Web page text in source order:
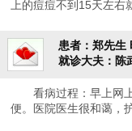
上的痘痘不到15天左右
患者：郑先生
就诊大夫：陈
看病过程：早上网
便。医院医生很和蔼，